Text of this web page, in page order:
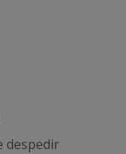
despedir